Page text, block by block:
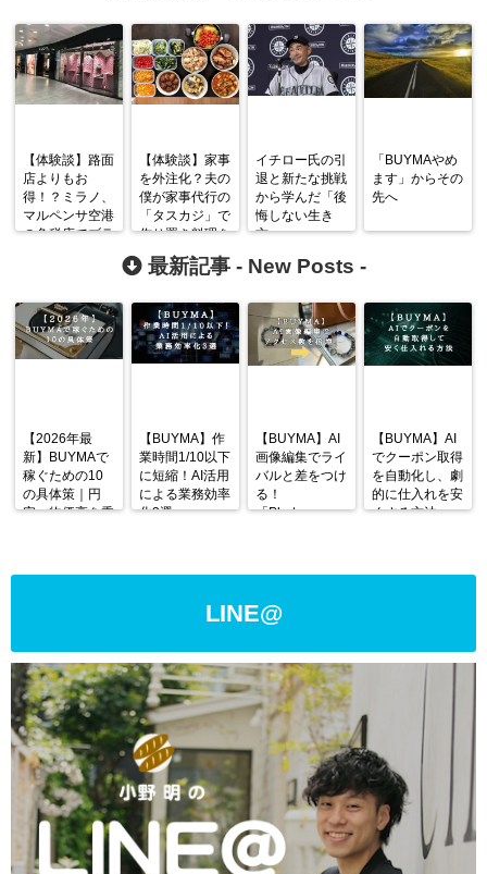
【体験談】路面
店よりもお
得！？ミラノ、
マルペンサ空港
の免税店でブラ
【体験談】家事
を外注化？夫の
僕が家事代行の
「タスカジ」で
作り置き料理を
依頼してみた
イチロー氏の引
退と新たな挑戦
から学んだ「後
悔しない生き
方」
「BUYMAやめ
ます」からその
先へ
最新記事 - New Posts -
【2026年最
新】BUYMAで
稼ぐための10
の具体策｜円
安・物価高を乗
【BUYMA】作
業時間1/10以下
に短縮！AI活用
による業務効率
化3選
【BUYMA】AI
画像編集でライ
バルと差をつけ
る！
「Photoroom」
【BUYMA】AI
でクーポン取得
を自動化し、劇
的に仕入れを安
くする方法
LINE@